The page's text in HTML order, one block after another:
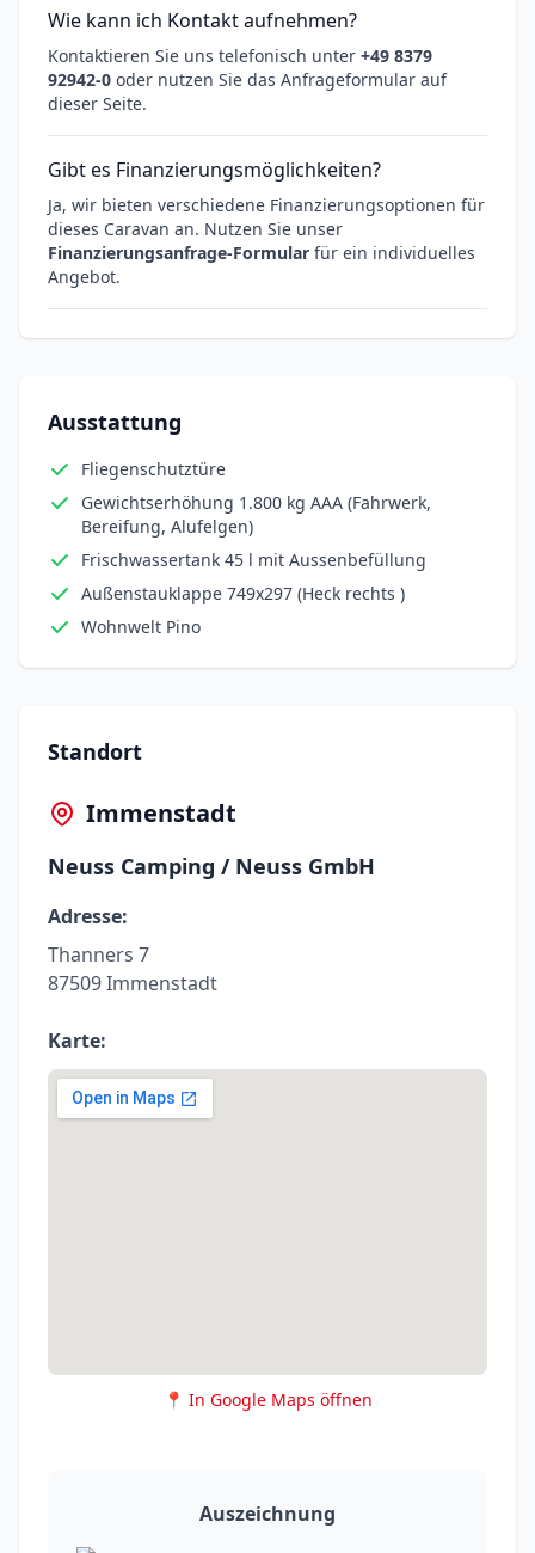
Wie kann ich Kontakt aufnehmen?
Kontaktieren Sie uns telefonisch unter +49 8379
92942-0 oder nutzen Sie das Anfrageformular auf
dieser Seite.
Gibt es Finanzierungsmöglichkeiten?
Ja, wir bieten verschiedene Finanzierungsoptionen für
dieses Caravan an. Nutzen Sie unser
Finanzierungsanfrage-Formular für ein individuelles
Angebot.
Ausstattung
Fliegenschutztüre
Gewichtserhöhung 1.800 kg AAA (Fahrwerk,
Bereifung, Alufelgen)
Frischwassertank 45 l mit Aussenbefüllung
Außenstauklappe 749x297 (Heck rechts )
Wohnwelt Pino
Standort
Immenstadt
Neuss Camping / Neuss GmbH
Adresse:
Thanners 7
87509 Immenstadt
Karte:
📍 In Google Maps öffnen
Auszeichnung